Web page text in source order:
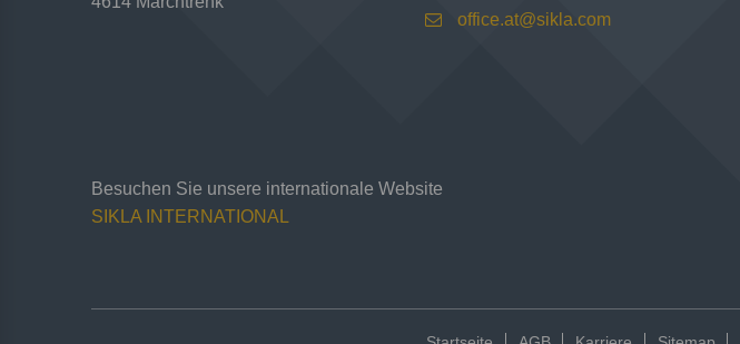
office.at@sikla.com
Besuchen Sie unsere internationale Website
SIKLA INTERNATIONAL